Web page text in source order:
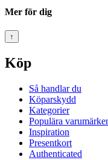
Mer för dig
↑
Köp
Så handlar du
Köparskydd
Kategorier
Populära
Inspiration
Presentkort
Authenticated